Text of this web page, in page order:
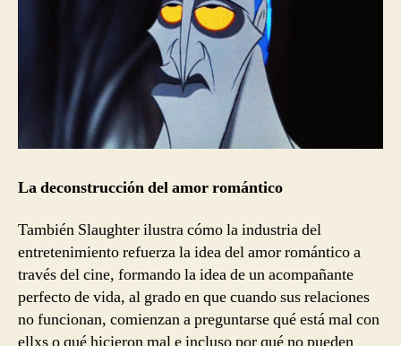
La deconstrucción del amor romántico
También Slaughter ilustra cómo la industria del
entretenimiento refuerza la idea del amor romántico a
través del cine, formando la idea de un acompañante
perfecto de vida, al grado en que cuando sus relaciones
no funcionan, comienzan a preguntarse qué está mal con